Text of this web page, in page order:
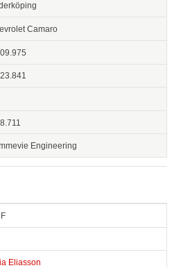
Camaro
Engineering
Eliasson